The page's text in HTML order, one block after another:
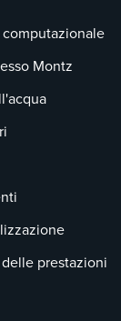
Montz
prestazioni